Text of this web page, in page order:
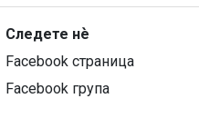
Следете нѐ
Facebook страница
Facebook група